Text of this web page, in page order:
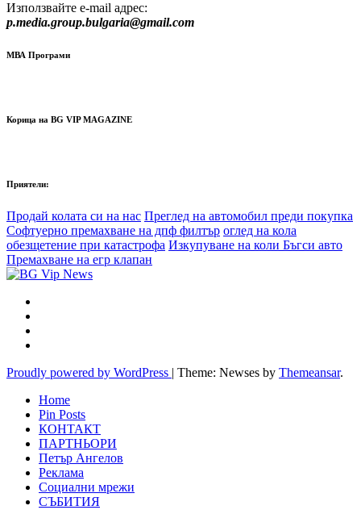
Използвайте e-mail адрес:
p.media.group.bulgaria@gmail.com
МВА Програми
Корица на BG VIP MAGAZINE
Приятели:
Продай колата си на нас Преглед на автомобил преди покупка
Софтуерно премахване на дпф филтър оглед на кола
обезщетение при катастрофа Изкупуване на коли Бъгси авто
Премахване на егр клапан
Proudly powered by WordPress | Theme: Newses by Themeansar.
Home
Pin Posts
КОНТАКТ
ПАРТНЬОРИ
Петър Ангелов
Реклама
Социални мрежи
СЪБИТИЯ